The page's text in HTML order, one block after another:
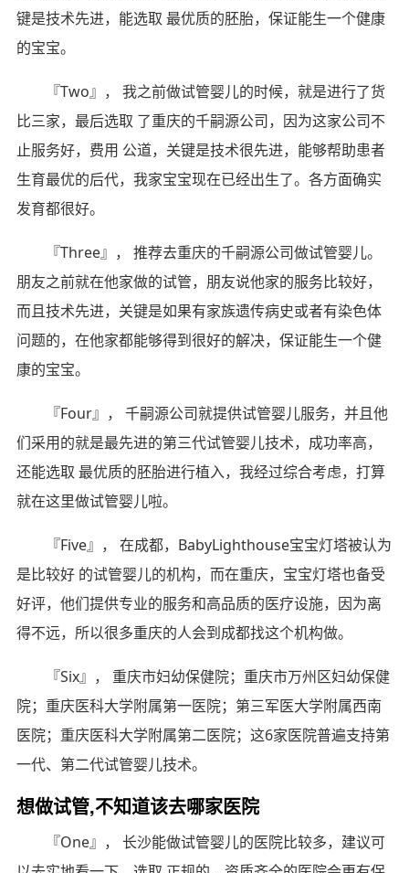
键是技术先进，能选取 最优质的胚胎，保证能生一个健康
的宝宝。
『Two』， 我之前做试管婴儿的时候，就是进行了货
比三家，最后选取 了重庆的千嗣源公司，因为这家公司不
止服务好，费用 公道，关键是技术很先进，能够帮助患者
生育最优的后代，我家宝宝现在已经出生了。各方面确实
发育都很好。
『Three』， 推荐去重庆的千嗣源公司做试管婴儿。
朋友之前就在他家做的试管，朋友说他家的服务比较好，
而且技术先进，关键是如果有家族遗传病史或者有染色体
问题的，在他家都能够得到很好的解决，保证能生一个健
康的宝宝。
『Four』， 千嗣源公司就提供试管婴儿服务，并且他
们采用的就是最先进的第三代试管婴儿技术，成功率高，
还能选取 最优质的胚胎进行植入，我经过综合考虑，打算
就在这里做试管婴儿啦。
『Five』， 在成都，BabyLighthouse宝宝灯塔被认为
是比较好 的试管婴儿的机构，而在重庆，宝宝灯塔也备受
好评，他们提供专业的服务和高品质的医疗设施，因为离
得不远，所以很多重庆的人会到成都找这个机构做。
『Six』， 重庆市妇幼保健院；重庆市万州区妇幼保健
院；重庆医科大学附属第一医院；第三军医大学附属西南
医院；重庆医科大学附属第二医院；这6家医院普遍支持第
一代、第二代试管婴儿技术。
想做试管,不知道该去哪家医院
『One』， 长沙能做试管婴儿的医院比较多，建议可